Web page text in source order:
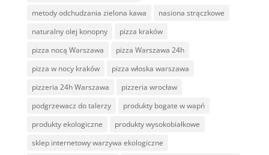
metody odchudzania zielona kawa
nasiona strączkowe
naturalny olej konopny
pizza kraków
pizza nocą Warszawa
pizza Warszawa 24h
pizza w nocy kraków
pizza włoska warszawa
pizzeria 24h Warszawa
pizzeria wrocław
podgrzewacz do talerzy
produkty bogate w wapń
produkty ekologiczne
produkty wysokobiałkowe
sklep internetowy warzywa ekologiczne